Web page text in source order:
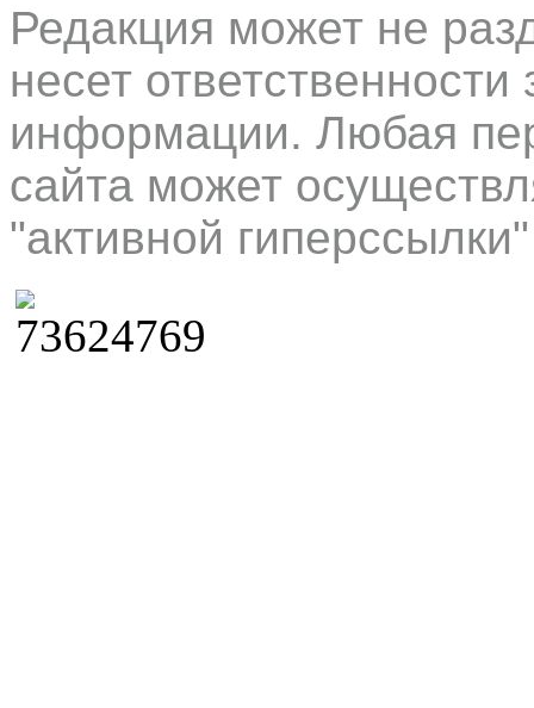
Редакция может не
несет
информации. Любая
сайта может
"активной